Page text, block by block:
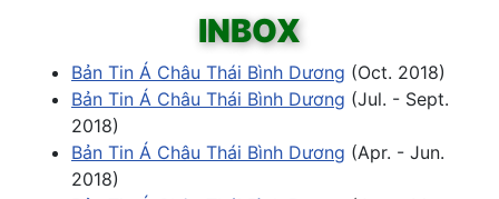
INBOX
Bản Tin Á Châu Thái Bình Dương (Oct. 2018)
Bản Tin Á Châu Thái Bình Dương (Jul. - Sept.
2018)
Bản Tin Á Châu Thái Bình Dương (Apr. - Jun.
2018)